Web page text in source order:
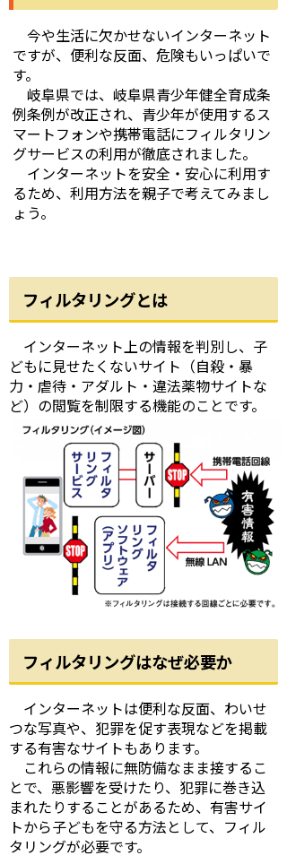
今や生活に欠かせないインターネット
ですが、便利な反面、危険もいっぱいで
す。
岐阜県では、岐阜県青少年健全育成条
例条例が改正され、青少年が使用するス
マートフォンや携帯電話にフィルタリン
グサービスの利用が徹底されました。
インターネットを安全・安心に利用す
るため、利用方法を親子で考えてみまし
ょう。
フィルタリングとは
インターネット上の情報を判別し、子
どもに見せたくないサイト（自殺・暴
力・虐待・アダルト・違法薬物サイトな
ど）の閲覧を制限する機能のことです。
フィルタリングはなぜ必要か
インターネットは便利な反面、わいせ
つな写真や、犯罪を促す表現などを掲載
する有害なサイトもあります。
これらの情報に無防備なまま接するこ
とで、悪影響を受けたり、犯罪に巻き込
まれたりすることがあるため、有害サイ
トから子どもを守る方法として、フィル
タリングが必要です。